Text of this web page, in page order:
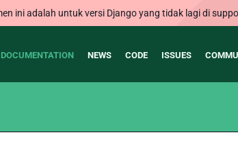
ini adalah untuk versi Django yang tidak lagi di
DOCUMENTATION NEWS CODE ISSUES